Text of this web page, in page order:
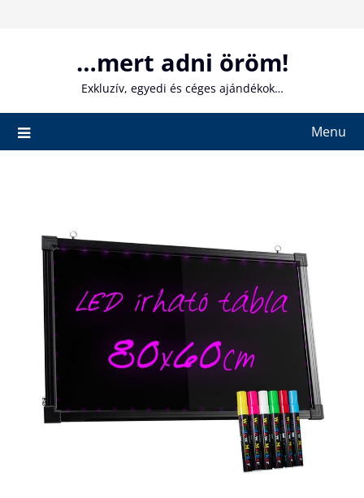
…mert adni öröm!
Exkluzív, egyedi és céges ajándékok…
Menu